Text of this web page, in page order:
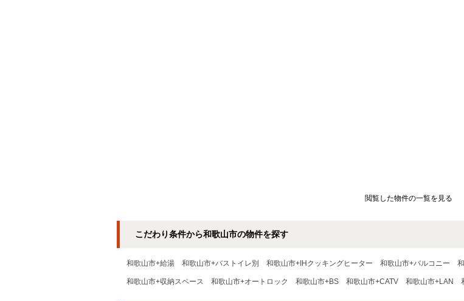
閲覧した物件の一覧を見る
こだわり条件から和歌山市の物件を探す
和歌山市+給湯 和歌山市+バストイレ別 和歌山市+IHクッキングヒーター 和歌山市+バルコニー
和歌山市+収納スペース 和歌山市+オートロック 和歌山市+BS 和歌山市+CATV 和歌山市+LAN